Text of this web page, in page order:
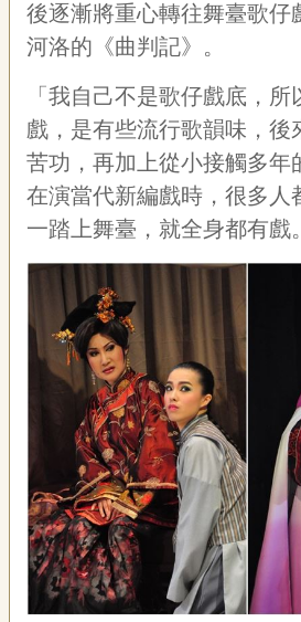
後逐漸將重心轉往舞臺歌仔
河洛的《曲判記》。
「我自己不是歌仔戲底，
戲，是有些流行歌韻味，後
苦功，再加上從小接觸多年
在演當代新編戲時，很多人
一踏上舞臺，就全身都有戲